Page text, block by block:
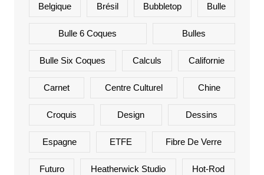
Belgique Brésil Bubbletop Bulle
Bulle 6 Coques Bulles
Bulle Six Coques Calculs Californie
Carnet Centre Culturel Chine
Croquis Design Dessins
Espagne ETFE Fibre De Verre
Futuro Heatherwick Studio Hot-Rod